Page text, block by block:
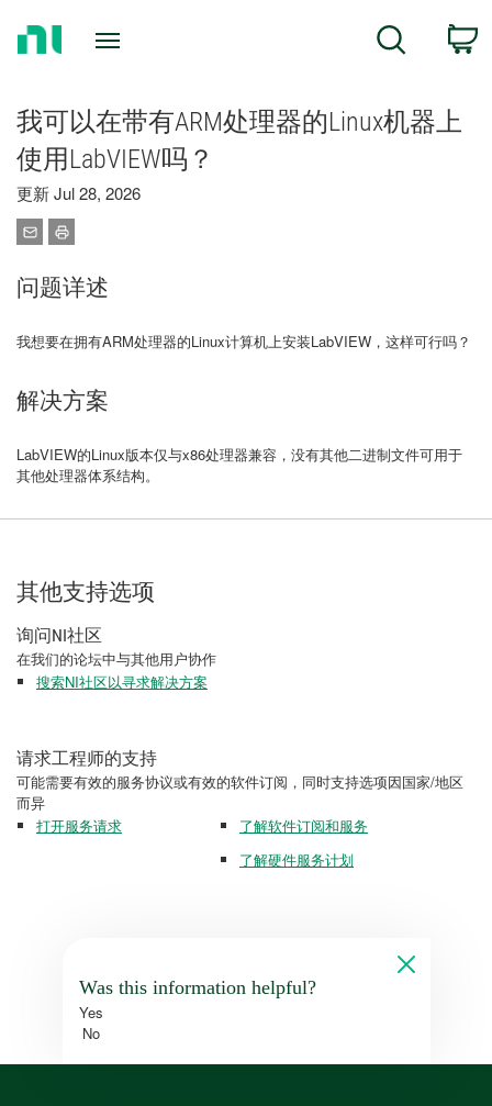
Search
我可以在带有ARM处理器的Linux机器上
使用LabVIEW吗？
更新 Jul 28, 2026
问题详述
我想要在拥有ARM处理器的Linux计算机上安装LabVIEW，这样可行吗？
解决方案
LabVIEW的Linux版本仅与x86处理器兼容，没有其他二进制文件可用于
其他处理器体系结构。
其他支持选项
询问NI社区
在我们的论坛中与其他用户协作
搜索NI社区以寻求解决方案
请求工程师的支持
可能需要有效的服务协议或有效的软件订阅，同时支持选项因国家/地区
而异
打开服务请求
了解软件订阅和服务
了解硬件服务计划
Was this information helpful?
Yes
No